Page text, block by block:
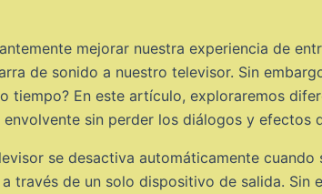
mejorar nuestra experiencia de
de sonido a nuestro televisor. Sin
tiempo? En este artículo, exploraremos
sin perder los diálogos y efectos
se desactiva automáticamente cuando
de un solo dispositivo de salida. Sin